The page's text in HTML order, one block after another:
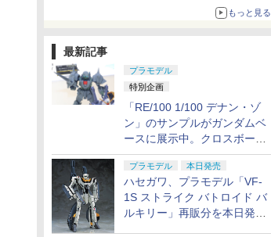
もっと見る
最新記事
プラモデル
特別企画
「RE/100 1/100 デナン・ゾ
ン」のサンプルがガンダムベ
ースに展示中。クロスボー
ン・バンガードの制式量産機
が間もなく発送【ガンダムベ
ース撮り下ろし】
プラモデル 本日発売
ハセガワ、プラモデル「VF-
1S ストライク バトロイド バ
ルキリー」再販分を本日発